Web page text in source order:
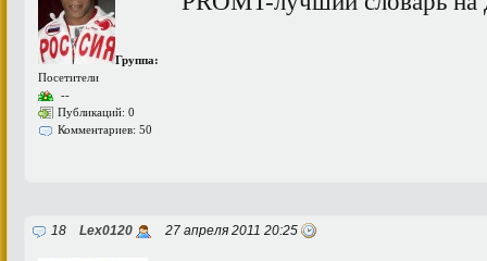
Группа:
Посетители
--
Публикаций: 0
Комментариев: 50
18 Lex0120 27 апреля 2011 20:25